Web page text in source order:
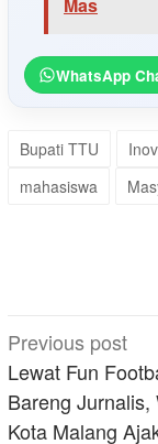
WhatsApp
Bupati TTU
mahasiswa
Post
navigation
Previous post
Lewat Fun
Bareng Jurnalis,
Kota Malang